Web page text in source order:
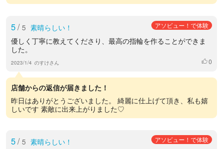
5/ 5 素晴らしい！ アソビュー！で体験
優しく丁寧に教えてくださり、最高の指輪を作ることができま
した。
2023/1/4 のすけさん いいね
0
店舗からの返信が届きました！
昨日はありがとうございました。 綺麗に仕上げて頂き、私も嬉
しいです 素敵に出来上がりました♡
5/ 5 素晴らしい！ アソビュー！で体験